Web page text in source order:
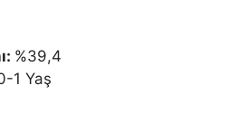
%39,4
1 Yaş